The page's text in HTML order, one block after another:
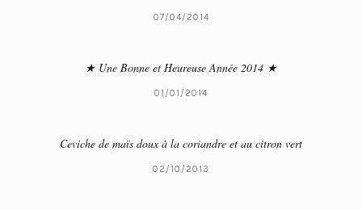
07/04/2014
★ Une Bonne et Heureuse Année 2014 ★
01/01/2014
Ceviche de maïs doux à la coriandre et au citron vert
02/10/2013